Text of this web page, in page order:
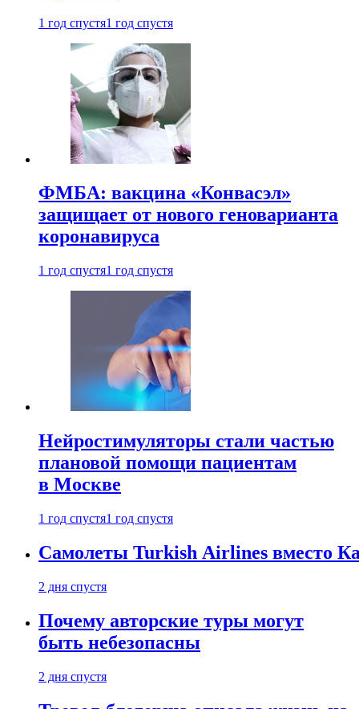
1 год спустя1 год спустя
ФМБА: вакцина «Конвасэл»
защищает от нового геноварианта
коронавируса
1 год спустя1 год спустя
Нейростимуляторы стали частью
плановой помощи пациентам
в Москве
1 год спустя1 год спустя
Самолеты Turkish Airlines вместо
2 дня спустя
Почему авторские туры могут
быть небезопасны
2 дня спустя